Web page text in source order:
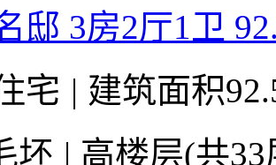
邸 3房2厅1卫
宅 | 建筑面积
坯 | 高楼层(共